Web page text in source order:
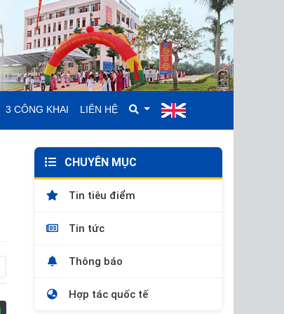
3 CÔNG KHAI LIÊN HỆ
CHUYÊN MỤC
Tin tiêu điểm
Tin tức
Thông báo
Hợp tác quốc tế